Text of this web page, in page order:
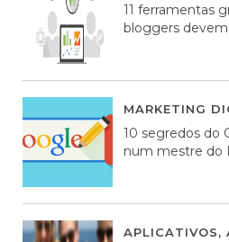
11 ferramentas
bloggers
MARKETING
10 segredos do
num mestre do
APLICATIVOS,